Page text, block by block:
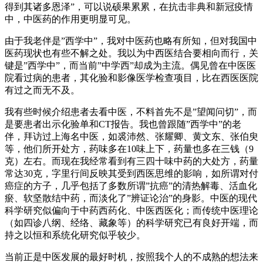
得到其诸多恩泽”，可以说硕果累累，在抗击非典和新冠疫情
中，中医药的作用更明显可见。
由于我老伴是”西学中”，我对中医药也略有所知，但对我国中
医药现状也有些不解之处。我以为中西医结合要相向而行，关
键是”西学中”，而当前”中学西”却成为主流。偶见曾在中医医
院看过病的患者，其化验和影像医学检查项目，比在西医医院
有过之而无不及。
我有些时候介绍患者去看中医，不料首先不是”望闻问切”，而
是要患者出示化验单和CT报告。我也曾跟随”西学中”的老
伴，拜访过上海名中医，如裘沛然、张耀卿、黄文东、张伯臾
等，他们所开处方，药味多在10味上下，药量也多在三钱（9
克）左右。而现在我经常看到有三四十味中药的大处方，药量
常达30克，字里行间反映其受到西医思维的影响，如所谓对付
癌症的方子，几乎包括了多数所谓”抗癌”的清热解毒、活血化
瘀、软坚散结中药，而淡化了”辨证论治”的身影。中医的现代
科学研究似偏向于中药西药化、中医西医化；而传统中医理论
（如四诊八纲、经络、藏象等）的科学研究已有良好开端，而
持之以恒和系统化研究似乎较少。
当前正是中医发展的最好时机，按照我个人的不成熟的想法来